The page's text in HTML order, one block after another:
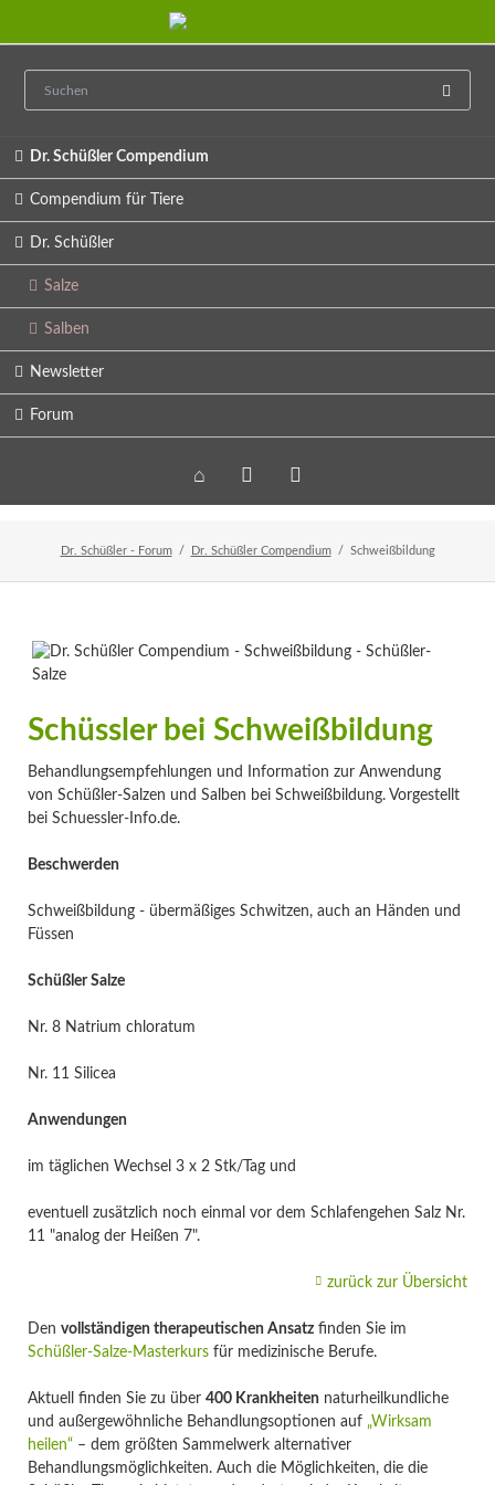
Dr. Schüßler Compendium
Compendium für Tiere
Dr. Schüßler
Salze
Salben
Newsletter
Forum
Home Veranstaltungen
Newsletter
Dr. Schüßler - Forum Dr. Schüßler Compendium Schweißbildung
Schüssler bei Schweißbildung
Behandlungsempfehlungen und Information zur Anwendung
von Schüßler-Salzen und Salben bei Schweißbildung. Vorgestellt
bei Schuessler-Info.de.
Beschwerden
Schweißbildung - übermäßiges Schwitzen, auch an Händen und
Füssen
Schüßler Salze
Nr. 8 Natrium chloratum
Nr. 11 Silicea
Anwendungen
im täglichen Wechsel 3 x 2 Stk/Tag und
eventuell zusätzlich noch einmal vor dem Schlafengehen Salz Nr.
11 "analog der Heißen 7".
zurück zur Übersicht
Den vollständigen therapeutischen Ansatzfinden Sie im
Schüßler-Salze-Masterkursfür medizinische Berufe.
Aktuell finden Sie zu über 400 Krankheiten naturheilkundliche
und außergewöhnliche Behandlungsoptionen auf „Wirksam
heilen“– dem größten Sammelwerk alternativer
Behandlungsmöglichkeiten. Auch die Möglichkeiten, die die